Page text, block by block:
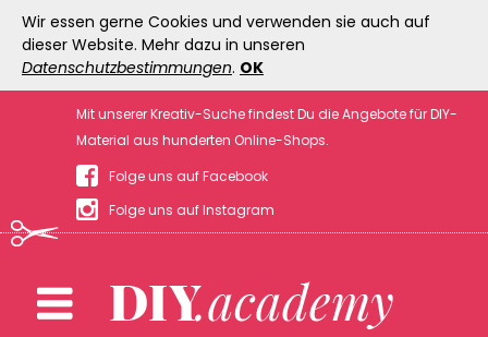
Wir essen gerne Cookies und verwenden sie auch auf
dieser Website. Mehr dazu in unseren
Datenschutzbestimmungen. OK
Mit unserer Kreativ-Suche findest Du die Angebote für DIY-
Material aus hunderten Online-Shops.
Folge uns auf Facebook
Folge uns auf Instagram